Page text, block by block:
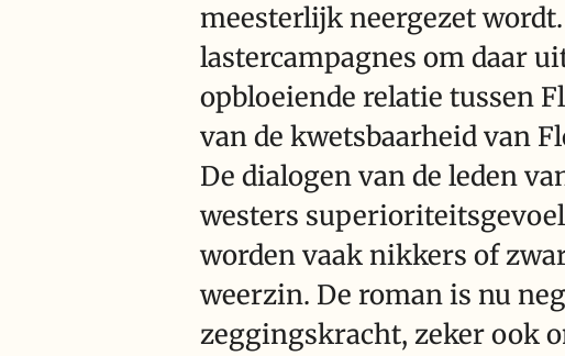
meesterlijk neergezet
lastercampagnes om daar
opbloeiende relatie tussen
van de kwetsbaarheid van
De dialogen van de leden
westers
worden vaak nikkers of
weerzin. De roman is nu
zeggingskracht, zeker ook